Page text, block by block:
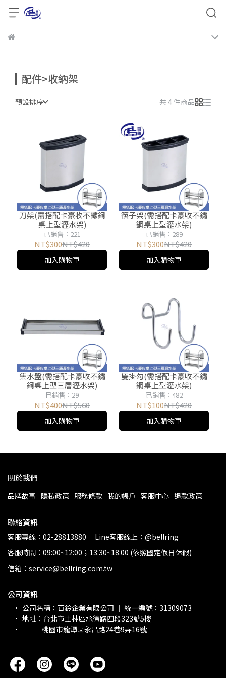
配件>收納架
預設排序 共 4 件商品
刀架(需搭配卡豪收不鏽鋼
桌上型瀝水架)
已銷售：221
NT$300NT$420
加入購物車
筷子架(需搭配卡豪收不鏽
鋼桌上型瀝水架)
已銷售：289
NT$300NT$420
加入購物車
集水盤(需搭配卡豪收不鏽
鋼桌上型三層瀝水架)
已銷售：29
NT$400NT$560
加入購物車
雙掛勾(需搭配卡豪收不鏽
鋼桌上型瀝水架)
已銷售：482
NT$100NT$420
加入購物車
關於我們
品牌故事 隱私政策 服務條款 我的帳戶 客服中心 退款政策
聯絡資訊
客服專線：02-28813880｜ Line客服線上：@bellring
客服時間：09:00~12:00；13:30~18:00 (依照國定假日休假)
信箱：service@bellring.com.tw
公司資訊
公司名稱：百鈴企業有限公司 ｜ 統一編號：31309073
地址：台北市士林區承德路四段323號5樓
桃園市龍潭區永昌路24巷9弄16號